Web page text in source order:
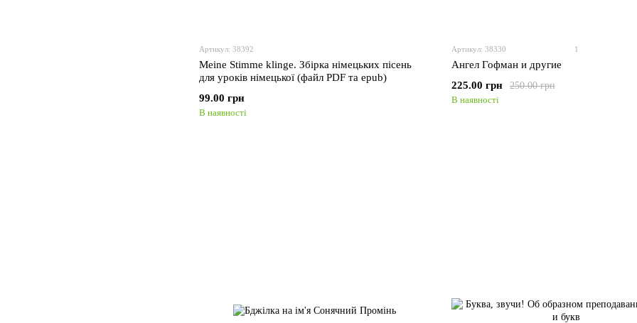
Артикул: 38392
Meine Stimme klinge. Збірка німецьких пісень
для уроків німецької (файл PDF та epub)
99.00 грн
В наявності
Артикул: 38330 1
Ангел Гофман и другие
250.00 грн
225.00 грн
В наявності